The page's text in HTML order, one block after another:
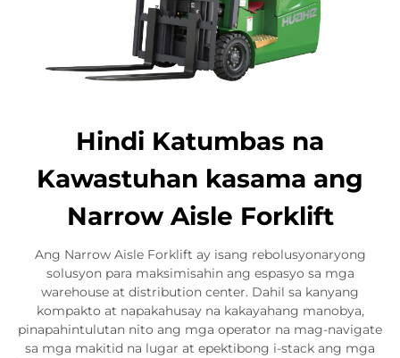
Hindi Katumbas na
Kawastuhan kasama ang
Narrow Aisle Forklift
Ang Narrow Aisle Forklift ay isang rebolusyonaryong
solusyon para maksimisahin ang espasyo sa mga
warehouse at distribution center. Dahil sa kanyang
kompakto at napakahusay na kakayahang manobya,
pinapahintulutan nito ang mga operator na mag-navigate
sa mga makitid na lugar at epektibong i-stack ang mga